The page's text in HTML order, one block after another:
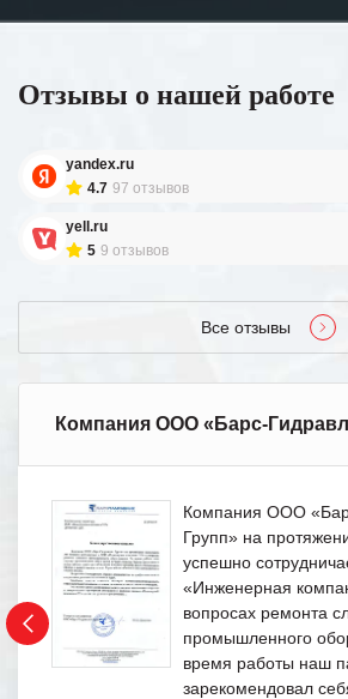
Отзывы о нашей работе
yandex.ru
4.7 97 отзывов
yell.ru
5 9 отзывов
Все отзывы
Компания ООО «Барс-
Компания ООО
Групп» на
успешно
«Инженерная
вопросах ремонта
промышленного
время работы наш
зарекомендовал